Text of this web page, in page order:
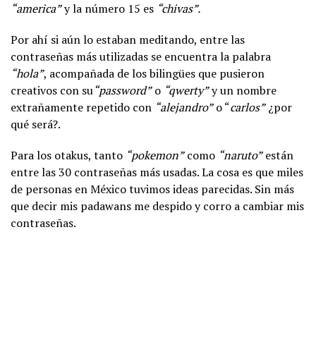
“america”y la número 15 es “chivas”.
Por ahí si aún lo estaban meditando, entre las
contraseñas más utilizadas se encuentra la palabra
“hola”, acompañada de los bilingües que pusieron
creativos con su“password”o “qwerty”y un nombre
extrañamente repetido con “alejandro”o “carlos”¿por
qué será?.
Para los otakus, tanto “pokemon”como “naruto”están
entre las 30 contraseñas más usadas. La cosa es que miles
de personas en México tuvimos ideas parecidas. Sin más
que decir mis padawans me despido y corro a cambiar mis
contraseñas.